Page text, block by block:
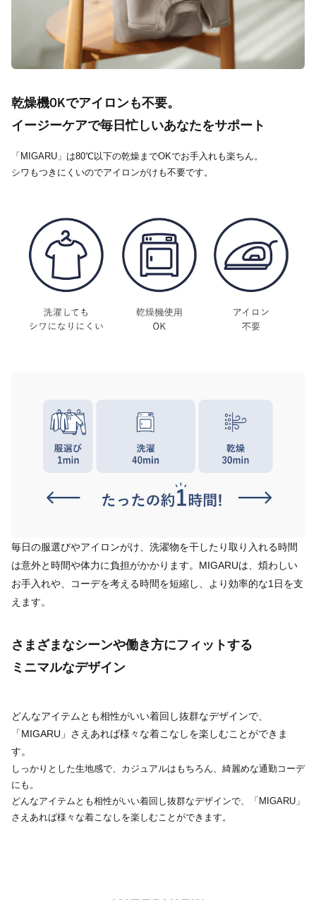
乾燥機OKでアイロンも不要。
イージーケアで毎日忙しいあなたをサポート
「MIGARU」は80℃以下の乾燥までOKでお手入れも楽ちん。
シワもつきにくいのでアイロンがけも不要です。
毎日の服選びやアイロンがけ、洗濯物を干したり取り入れる時間
は意外と時間や体力に負担がかかります。MIGARUは、煩わしい
お手入れや、コーデを考える時間を短縮し、より効率的な1日を支
えます。
さまざまなシーンや働き方にフィットする
ミニマルなデザイン
どんなアイテムとも相性がいい着回し抜群なデザインで、
「MIGARU」さえあれば様々な着こなしを楽しむことができま
す。
しっかりとした生地感で、カジュアルはもちろん、綺麗めな通勤コーデ
にも。
どんなアイテムとも相性がいい着回し抜群なデザインで、「MIGARU」
さえあれば様々な着こなしを楽しむことができます。